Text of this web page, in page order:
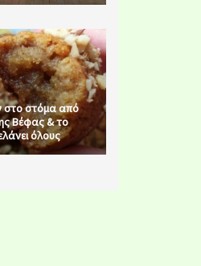
στο στόμα από
Βέφας & το
όλους